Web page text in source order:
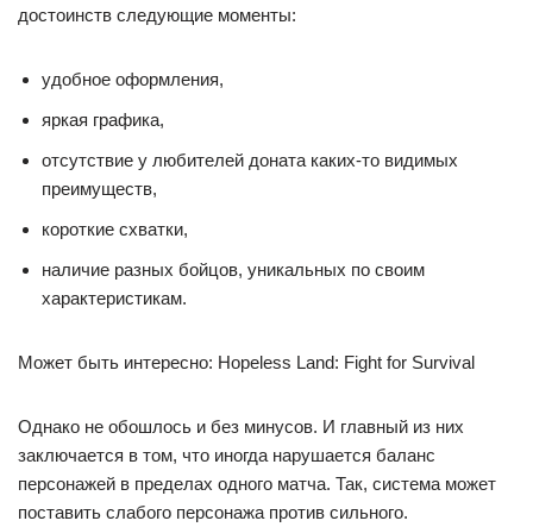
достоинств следующие моменты:
удобное оформления,
яркая графика,
отсутствие у любителей доната каких-то видимых
преимуществ,
короткие схватки,
наличие разных бойцов, уникальных по своим
характеристикам.
Может быть интересно: Hopeless Land: Fight for Survival
Однако не обошлось и без минусов. И главный из них
заключается в том, что иногда нарушается баланс
персонажей в пределах одного матча. Так, система может
поставить слабого персонажа против сильного.